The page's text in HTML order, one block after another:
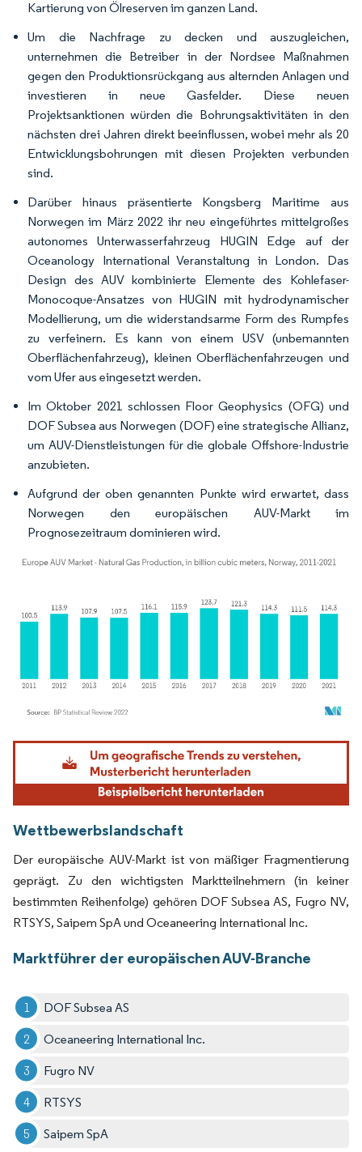
Kartierung von Ölreserven im ganzen Land.
Um die Nachfrage zu decken und auszugleichen,
unternehmen die Betreiber in der Nordsee Maßnahmen
gegen den Produktionsrückgang aus alternden Anlagen und
investieren in neue Gasfelder. Diese neuen
Projektsanktionen würden die Bohrungsaktivitäten in den
nächsten drei Jahren direkt beeinflussen, wobei mehr als 20
Entwicklungsbohrungen mit diesen Projekten verbunden
sind.
Darüber hinaus präsentierte Kongsberg Maritime aus
Norwegen im März 2022 ihr neu eingeführtes mittelgroßes
autonomes Unterwasserfahrzeug HUGIN Edge auf der
Oceanology International Veranstaltung in London. Das
Design des AUV kombinierte Elemente des Kohlefaser-
Monocoque-Ansatzes von HUGIN mit hydrodynamischer
Modellierung, um die widerstandsarme Form des Rumpfes
zu verfeinern. Es kann von einem USV (unbemannten
Oberflächenfahrzeug), kleinen Oberflächenfahrzeugen und
vom Ufer aus eingesetzt werden.
Im Oktober 2021 schlossen Floor Geophysics (OFG) und
DOF Subsea aus Norwegen (DOF) eine strategische Allianz,
um AUV-Dienstleistungen für die globale Offshore-Industrie
anzubieten.
Aufgrund der oben genannten Punkte wird erwartet, dass
Norwegen den europäischen AUV-Markt im
Prognosezeitraum dominieren wird.
Bild © Mordor Intelligence. Wiederverwendung erfordert Namensnennung gemäß
Wettbewerbslandschaft
Der europäische AUV-Markt ist von mäßiger Fragmentierung
geprägt. Zu den wichtigsten Marktteilnehmern (in keiner
bestimmten Reihenfolge) gehören DOF Subsea AS, Fugro NV,
RTSYS, Saipem SpA und Oceaneering International Inc.
Marktführer der europäischen AUV-Branche
DOF Subsea AS
Oceaneering International Inc.
Fugro NV
RTSYS
Saipem SpA